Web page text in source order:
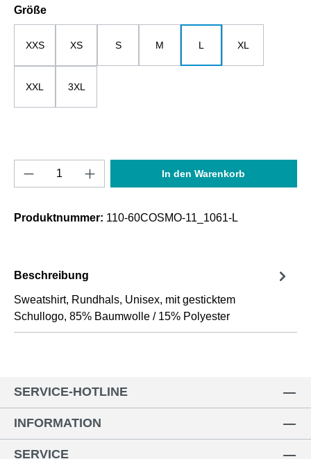
Größeauswählen
XXS XS S M L XL
XXL 3XL
Produkt Anzahl: Gib den gewünschten
In den Warenkorb
Produktnummer: 110-60COSMO-11_1061-L
Beschreibung
Sweatshirt, Rundhals, Unisex, mit gesticktem
Schullogo, 85% Baumwolle / 15% Polyester
SERVICE-HOTLINE
INFORMATION
SERVICE